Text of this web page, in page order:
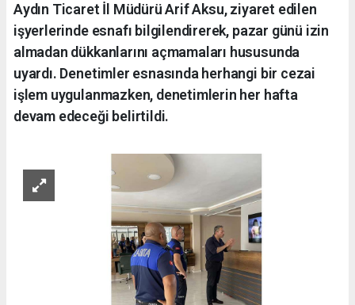
Aydın Ticaret İl Müdürü Arif Aksu, ziyaret edilen
işyerlerinde esnafı bilgilendirerek, pazar günü izin
almadan dükkanlarını açmamaları hususunda
uyardı. Denetimler esnasında herhangi bir cezai
işlem uygulanmazken, denetimlerin her hafta
devam edeceği belirtildi.